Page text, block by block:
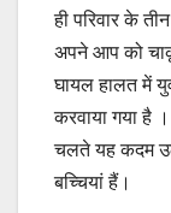
ही परिवार के
अपने आप को
घायल हालत में
करवाया गया है
चलते यह कदम
बच्चियां हैं।